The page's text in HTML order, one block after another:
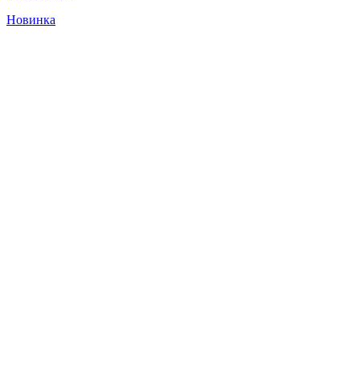
Новинка